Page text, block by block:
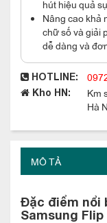
hút hiệu quả
Nâng cao khả
chữ số và giải
dễ dàng và
HOTLINE:
Kho HN:
Km
Hà
MÔ TẢ
Đặc điểm nổi
Samsung Flip